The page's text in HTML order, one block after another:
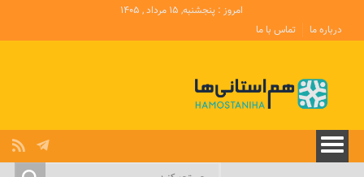
امروز : پنجشنبه, ۱۵ مرداد , ۱۴۰۵
درباره ما
تماس با ما